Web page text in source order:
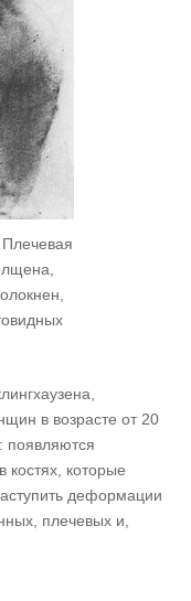
Плечевая
в возрасте от 20
появляются
костях, которые
деформации
плечевых и,